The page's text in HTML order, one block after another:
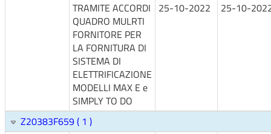
TRAMITE ACCORDI
QUADRO MULRTI
FORNITORE PER
LA FORNITURA DI
SISTEMA DI
ELETTRIFICAZIONE
MODELLI MAX E e
SIMPLY TO DO
25-10-2022 25-10-
Z20383F659 ( 1 )